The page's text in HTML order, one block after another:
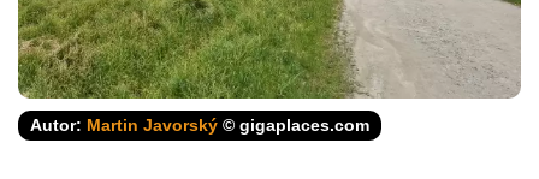
Autor: Martin Javorský © gigaplaces.com